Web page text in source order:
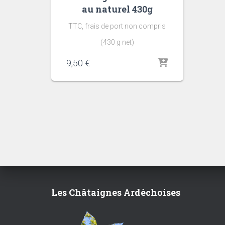
au naturel 430g
TTC, frais de port non compris
(430 g net)
9,50 €
Les Châtaignes Ardèchoises